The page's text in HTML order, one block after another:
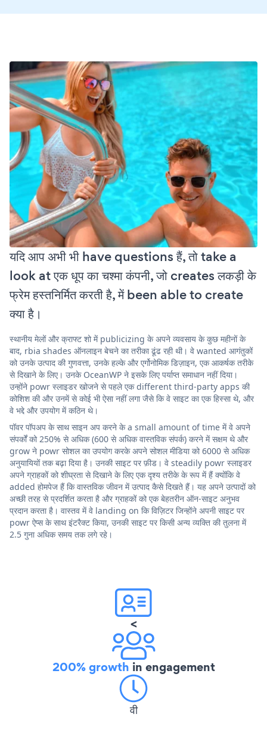
यदि आप अभी भी have questions हैं, तो take a
look at एक धूप का चश्मा कंपनी, जो creates लकड़ी के
फ्रेम हस्तनिर्मित करती है, में been able to create
क्या है।
स्थानीय मेलों और क्राफ्ट शो में publicizing के अपने व्यवसाय के कुछ महीनों के
बाद, rbia shades ऑनलाइन बेचने का तरीका ढूंढ रही थी। वे wanted आगंतुकों
को उनके उत्पाद की गुणवत्ता, उनके हल्के और एर्गोनोमिक डिज़ाइन, एक आकर्षक तरीके
से दिखाने के लिए। उनके OceanWP ने इसके लिए पर्याप्त समाधान नहीं दिया।
उन्होंने powr स्लाइडर खोजने से पहले एक different third-party apps की
कोशिश की और उनमें से कोई भी ऐसा नहीं लगा जैसे कि वे साइट का एक हिस्सा थे, और
वे भद्दे और उपयोग में कठिन थे।
पॉवर पॉपअप के साथ साइन अप करने के a small amount of time में वे अपने
संपर्कों को 250% से अधिक (600 से अधिक वास्तविक संपर्क) करने में सक्षम थे और
grow ने powr सोशल का उपयोग करके अपने सोशल मीडिया को 6000 से अधिक
अनुयायियों तक बढ़ा दिया है। उनकी साइट पर फ़ीड। वे steadily powr स्लाइडर
अपने ग्राहकों को शीघ्रता से दिखाने के लिए एक दृश्य तरीके के रूप में हैं क्योंकि वे
added होमपेज हैं कि वास्तविक जीवन में उत्पाद कैसे दिखते हैं। यह अपने उत्पादों को
अच्छी तरह से प्रदर्शित करता है और ग्राहकों को एक बेहतरीन ऑन-साइट अनुभव
प्रदान करता है। वास्तव में वे landing on कि विज़िटर जिन्होंने अपनी साइट पर
powr ऐप्स के साथ इंटरैक्ट किया, उनकी साइट पर किसी अन्य व्यक्ति की तुलना में
2.5 गुना अधिक समय तक लगे रहे।
<
200% growth in engagement
वी